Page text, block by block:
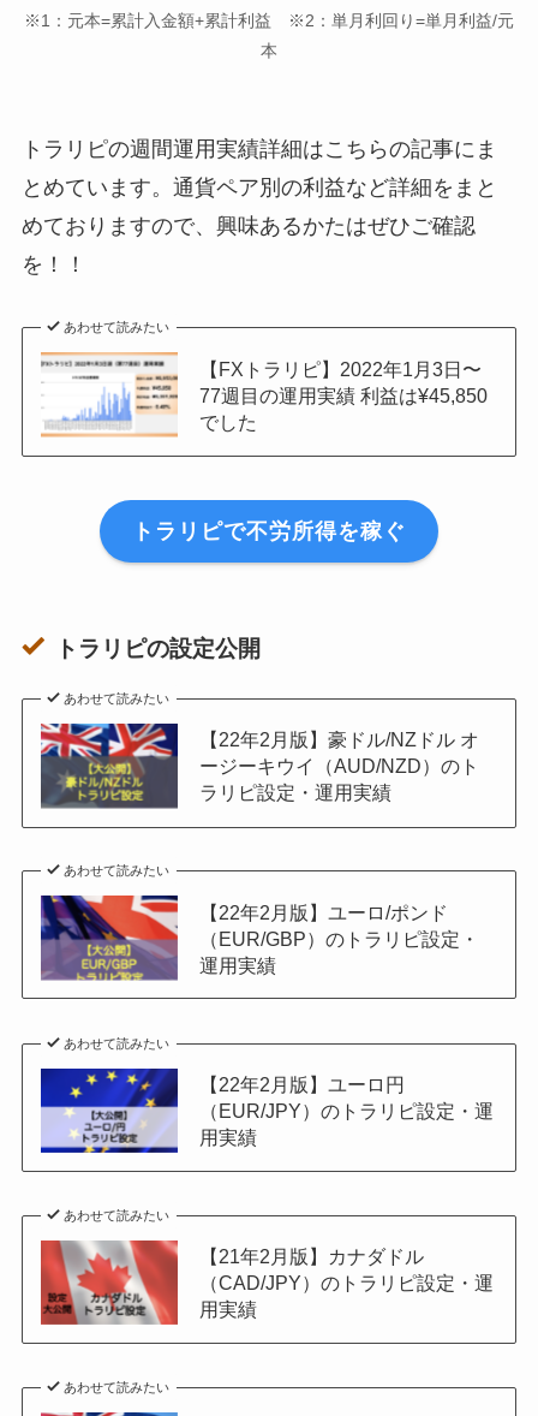
10月4日 ¥10,417,114
10月18日 ¥11,547,318
10月25日 ¥11,675,410
11月15日 ¥12,560,863
11月22日
12月6日 ¥14,311,250
12月20日
12月27日 ¥16,125,269
※1：元本=累計入金額+累計利益 ※2：単月利回り=単月利益/元
本
トラリピの週間運用実績詳細はこちらの記事にま
とめています。通貨ペア別の利益など詳細をまと
めておりますので、興味あるかたはぜひご確認
を！！
あわせて読みたい
【FXトラリピ】2022年1月3日〜
77週目の運用実績 利益は¥45,850
でした
トラリピで不労所得を稼ぐ
トラリピの設定公開
あわせて読みたい
【22年2月版】豪ドル/NZドル オ
ージーキウイ（AUD/NZD）のト
ラリピ設定・運用実績
あわせて読みたい
【22年2月版】ユーロ/ポンド
（EUR/GBP）のトラリピ設定・
運用実績
あわせて読みたい
【22年2月版】ユーロ円
（EUR/JPY）のトラリピ設定・運
用実績
あわせて読みたい
【21年2月版】カナダドル
（CAD/JPY）のトラリピ設定・運
用実績
あわせて読みたい